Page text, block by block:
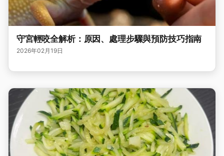
守宮輕咬全解析：原因、處理步驟與預防技巧指南
2026年02月19日